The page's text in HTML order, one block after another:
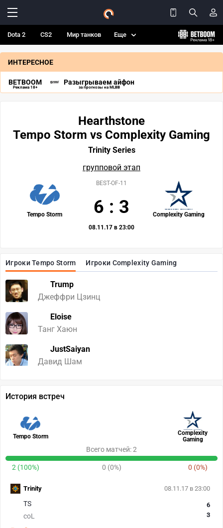
Dota 2 CS2 Мир танков Еще
ИНТЕРЕСНОЕ
BETBOOM
Реклама 18+
Разыгрываем айфон
за прогнозы на MLBB
Игроки Tempo Storm Игроки Complexity Gaming
Trump
Джеффри Цзинц
Eloise
Танг Хаюн
JustSaiyan
Давид Шам
Hearthstone
Tempo Storm vs Complexity Gaming
Trinity Series
групповой этап
Tempo Storm Complexity Gaming
BEST-OF-11
6 : 3
08.11.17 в 23:00
История встреч
Tempo Storm
Complexity
Gaming
Всего матчей: 2
2 (100%) 0 (0%) 0 (0%)
08.11.17 в 23:00
TS
coL
6
3
Trinity